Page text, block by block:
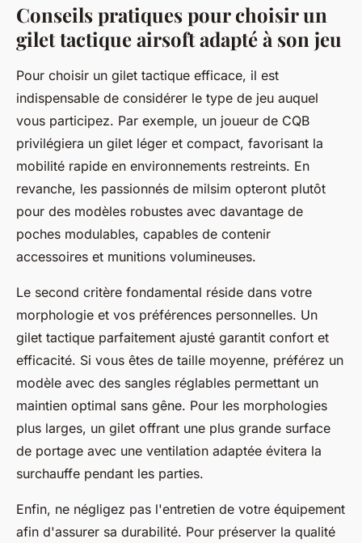
Conseils pratiques pour choisir un
gilet tactique airsoft adapté à son jeu
Pour choisir un gilet tactique efficace, il est
indispensable de considérer le type de jeu auquel
vous participez. Par exemple, un joueur de CQB
privilégiera un gilet léger et compact, favorisant la
mobilité rapide en environnements restreints. En
revanche, les passionnés de milsim opteront plutôt
pour des modèles robustes avec davantage de
poches modulables, capables de contenir
accessoires et munitions volumineuses.
Le second critère fondamental réside dans votre
morphologie et vos préférences personnelles. Un
gilet tactique parfaitement ajusté garantit confort et
efficacité. Si vous êtes de taille moyenne, préférez un
modèle avec des sangles réglables permettant un
maintien optimal sans gêne. Pour les morphologies
plus larges, un gilet offrant une plus grande surface
de portage avec une ventilation adaptée évitera la
surchauffe pendant les parties.
Enfin, ne négligez pas l'entretien de votre équipement
afin d'assurer sa durabilité. Pour préserver la qualité